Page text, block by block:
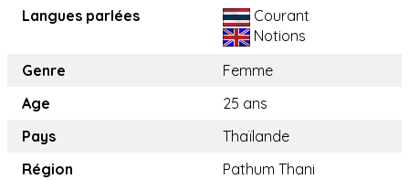
Langues parlées
Courant
Notions
Genre
Femme
Age
25 ans
Pays
Thaïlande
Région
Pathum Thani